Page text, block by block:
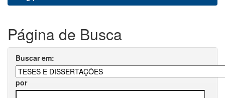
Página de Busca
Buscar em:
por